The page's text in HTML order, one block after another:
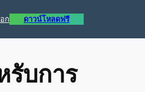
ก ดาวน์โหลดฟรี
รับการ